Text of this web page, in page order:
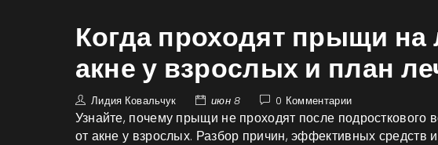
Когда проходят прыщи
акне у взрослых и план
Лидия Ковальчук июн 8 0 Комментарии
Узнайте, почему прыщи не проходят после подросткового
от акне у взрослых. Разбор причин, эффективных средств